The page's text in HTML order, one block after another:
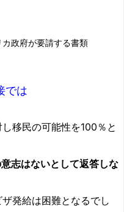
政府が要請する書類
では
移民の可能性を100％と
志はないとして返答しな
発給は困難となるでし